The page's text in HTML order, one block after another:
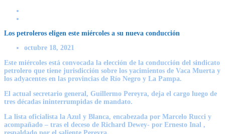
Los petroleros eligen este miércoles a su nueva conducción
octubre 18, 2021
Este miércoles está convocada la elección de la conducción del sindicato
petrolero que tiene jurisdicción sobre los yacimientos de Vaca Muerta y
los adyacentes en las provincias de Río Negro y La Pampa.
El actual secretario general, Guillermo Pereyra, deja el cargo luego de
tres décadas ininterrumpidas de mandato.
La lista oficialista la Azul y Blanca, encabezada por Marcelo Rucci y
acompañado – tras el deceso de Richard Dewey- por Ernesto Inal ,